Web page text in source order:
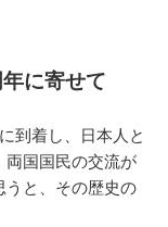
に寄せて
到着し、日本人と
両国国民の交流が
うと、その歴史の